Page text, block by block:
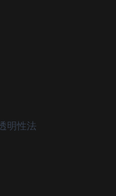
明性法